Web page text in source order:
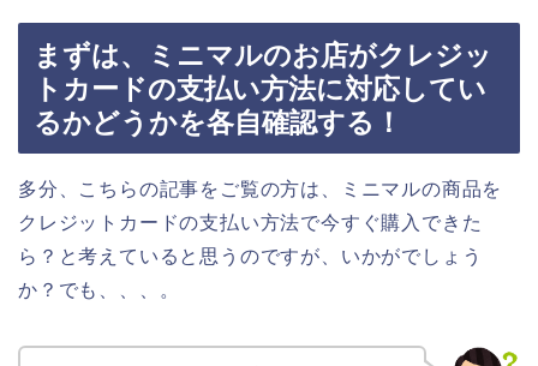
まずは、ミニマルのお店がクレジッ
トカードの支払い方法に対応してい
るかどうかを各自確認する！
多分、こちらの記事をご覧の方は、ミニマルの商品を
クレジットカードの支払い方法で今すぐ購入できた
ら？と考えていると思うのですが、いかがでしょう
か？でも、、、。